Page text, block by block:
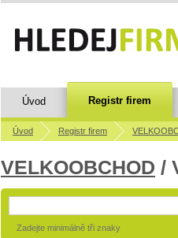
Úvod Registr firem
Úvod Registr firem
VELKOOBCHOD /
Zadejte minimálně tři znaky